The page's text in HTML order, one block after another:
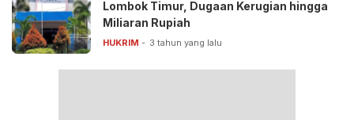
Lombok Timur, Dugaan Kerugian hingga
Miliaran Rupiah
HUKRIM 3 tahun yang lalu